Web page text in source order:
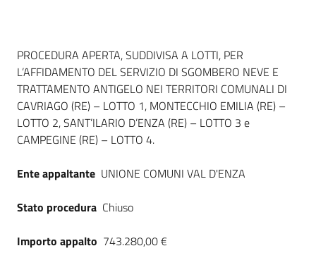
Dati del bando
PROCEDURA APERTA, SUDDIVISA A LOTTI, PER
L’AFFIDAMENTO DEL SERVIZIO DI SGOMBERO NEVE E
TRATTAMENTO ANTIGELO NEI TERRITORI COMUNALI DI
CAVRIAGO (RE) – LOTTO 1, MONTECCHIO EMILIA (RE) –
LOTTO 2, SANT’ILARIO D’ENZA (RE) – LOTTO 3 e
CAMPEGINE (RE) – LOTTO 4.
Ente appaltante UNIONE COMUNI VAL D'ENZA
Stato procedura Chiuso
Importo appalto 743.280,00 €